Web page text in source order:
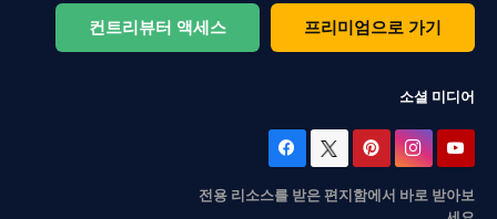
컨트리뷰터 액세스 프리미엄으로 가기
소셜 미디어
전용 리소스를 받은 편지함에서 바로 받아보